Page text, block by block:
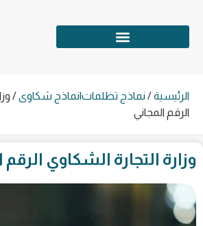
الرئيسية/نماذج تظلمات|نماذج شكاوى/
الرقم المجاني
وزارة التجارة الشكاوي الرقم